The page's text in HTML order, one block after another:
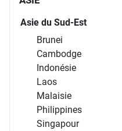
Asie du Sud-Est
Brunei
Cambodge
Indonésie
Laos
Malaisie
Philippines
Singapour